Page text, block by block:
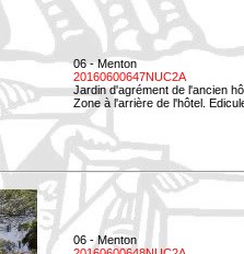
06 - Menton
20160600647NUC2A
Jardin d'agrément de l'ancien
Zone à l'arrière de l'hôtel.
06 - Menton